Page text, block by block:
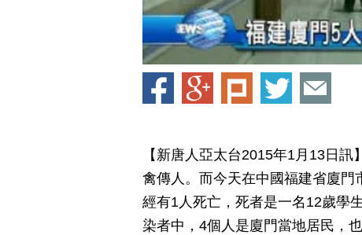
【新唐人亞太台2015年1月13日
禽傳人。而今天在中國福建省廈
經有1人死亡，死者是一名12歲學
染者中，4個人是廈門當地居民，